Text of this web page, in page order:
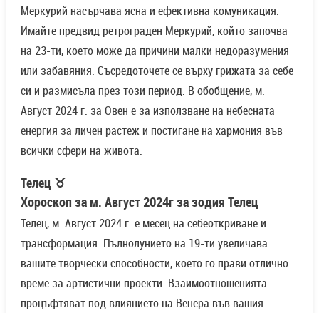
Меркурий насърчава ясна и ефективна комуникация.
Имайте предвид ретрограден Меркурий, който започва
на 23-ти, което може да причини малки недоразумения
или забавяния. Съсредоточете се върху грижата за себе
си и размисъла през този период. В обобщение, м.
Август 2024 г. за Овен е за използване на небесната
енергия за личен растеж и постигане на хармония във
всички сфери на живота.
Телец ♉
Хороскоп за м. Август 2024г за зодия Телец
Телец, м. Август 2024 г. е месец на себеоткриване и
трансформация. Пълнолунието на 19-ти увеличава
вашите творчески способности, което го прави отлично
време за артистични проекти. Взаимоотношенията
процъфтяват под влиянието на Венера във вашия